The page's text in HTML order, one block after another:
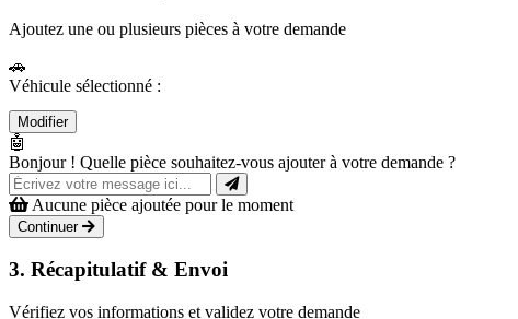
Ajoutez une ou plusieurs pièces à votre demande
🚗
Véhicule sélectionné :
Modifier
🤖
Bonjour ! Quelle pièce souhaitez-vous ajouter à votre demande ?
Aucune pièce ajoutée pour le moment
Continuer
3. Récapitulatif & Envoi
Vérifiez vos informations et validez votre demande